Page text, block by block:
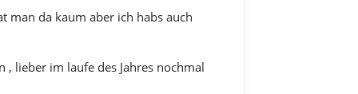
man da kaum aber ich habs auch
, lieber im laufe des Jahres nochmal